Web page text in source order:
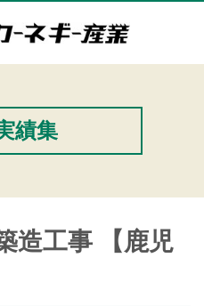
績集
造工事 【鹿児